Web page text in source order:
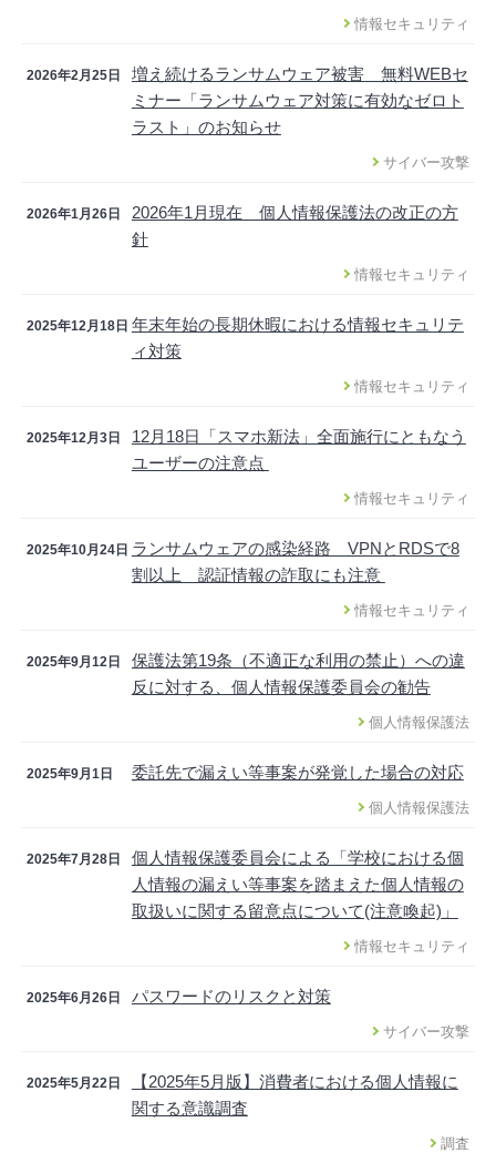
情報セキュリティ
2026年2月25日
増え続けるランサムウェア被害 無料WEBセ
ミナー「ランサムウェア対策に有効なゼロト
ラスト」のお知らせ
サイバー攻撃
2026年1月26日
2026年1月現在 個人情報保護法の改正の方
針
情報セキュリティ
2025年12月18日 年末年始の長期休暇における情報セキュリテ
ィ対策
情報セキュリティ
2025年12月3日
12月18日「スマホ新法」全面施行にともなう
ユーザーの注意点
情報セキュリティ
2025年10月24日 ランサムウェアの感染経路 VPNとRDSで8
割以上 認証情報の詐取にも注意
情報セキュリティ
2025年9月12日
保護法第19条（不適正な利用の禁止）への違
反に対する、個人情報保護委員会の勧告
個人情報保護法
2025年9月1日 委託先で漏えい等事案が発覚した場合の対応
個人情報保護法
2025年7月28日
個人情報保護委員会による「学校における個
人情報の漏えい等事案を踏まえた個人情報の
取扱いに関する留意点について(注意喚起)」
情報セキュリティ
2025年6月26日 パスワードのリスクと対策
サイバー攻撃
2025年5月22日
【2025年5月版】消費者における個人情報に
関する意識調査
調査